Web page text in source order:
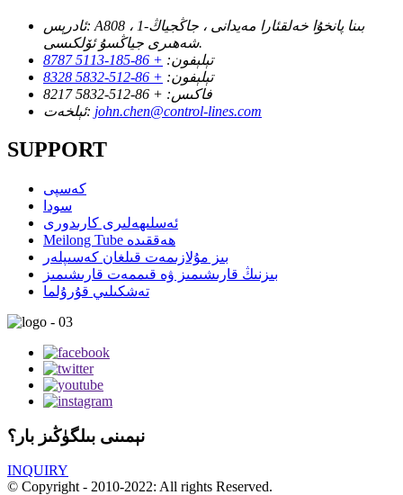
ئادرېس: A808 ، 1-بىنا پانخۇا خەلقئارا مەيدانى ، جاڭجياڭ
شەھىرى جياڭسۇ ئۆلكىسى.
تېلېفون: + 86-185-5113 8787
تېلېفون: + 86-512-5832 8328
فاكىس: + 86-512-5832 8217
ئېلخەت: john.chen@control-lines.com
SUPPORT
كەسپى
سودا
ئەسلىھەلىرى كارىدورى
Meilong Tube ھەققىدە
بىز مۇلازىمەت قىلغان كەسىپلەر
بىزنىڭ قارىشىمىز ۋە قىممەت قارىشىمىز
تەشكىلىي قۇرۇلما
نېمىنى بىلگۈڭىز بار؟
INQUIRY
© Copyright - 2010-2022: All rights Reserved.